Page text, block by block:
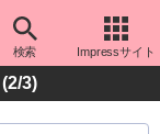
検索 Impressサイト
(2/3)